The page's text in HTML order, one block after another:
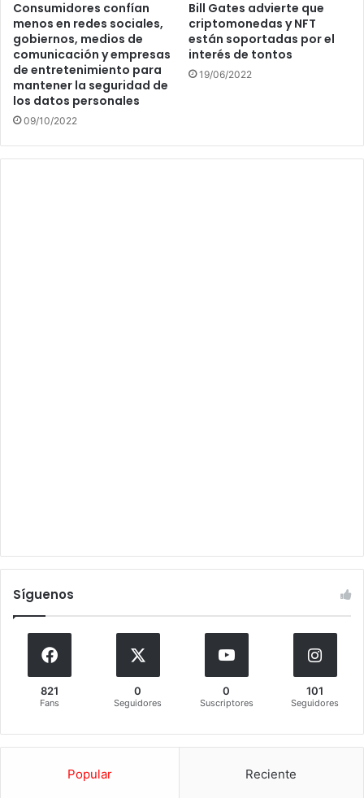
Consumidores confían
menos en redes sociales,
gobiernos, medios de
comunicación y empresas
de entretenimiento para
mantener la seguridad de
los datos personales
09/10/2022
Bill Gates advierte que
criptomonedas y NFT
están soportadas por el
interés de tontos
19/06/2022
Síguenos
821
Fans
0
Seguidores
0
Suscriptores
101
Seguidores
Popular Reciente